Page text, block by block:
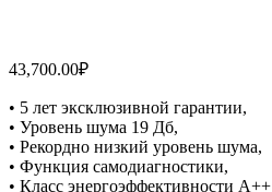
43,700.00₽
• 5 лет эксклюзивной гарантии,
• Уровень шума 19 Дб,
• Рекордно низкий уровень шума,
• Функция самодиагностики,
• Класс энергоэффективности A++